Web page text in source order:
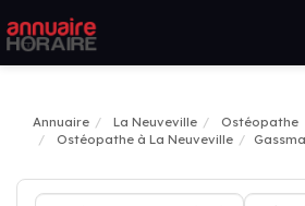
Annuaire La Neuveville
Ostéopathe
Ostéopathe à La Neuveville